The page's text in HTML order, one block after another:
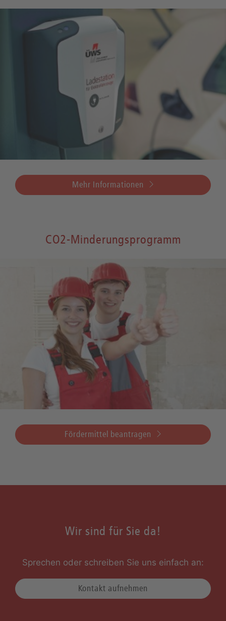
Mehr Informationen
CO2-Minderungsprogramm
Fördermittel beantragen
Wir sind für Sie da!
Sprechen oder schreiben Sie uns einfach an:
Kontakt aufnehmen